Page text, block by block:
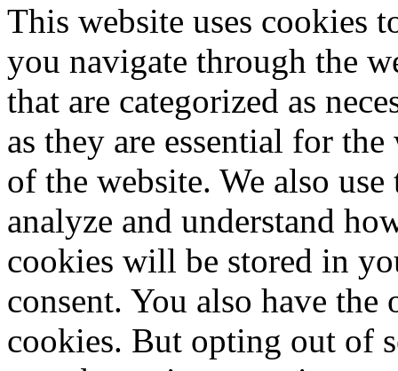
This website uses cookies
you navigate through the
that are categorized as
as they are essential for
of the website. We also
analyze and understand
cookies will be stored in
consent. You also have
cookies. But opting out of